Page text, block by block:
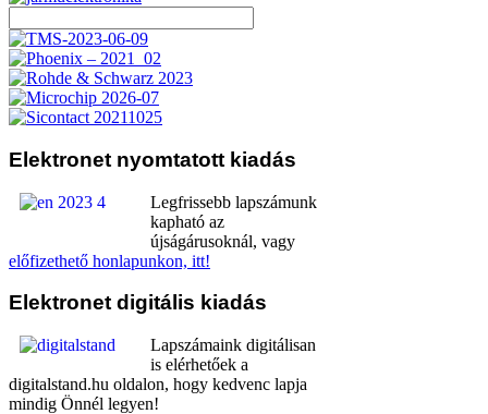
Elektronet nyomtatott kiadás
Legfrissebb lapszámunk
kapható az
újságárusoknál, vagy
előfizethető honlapunkon, itt!
Elektronet digitális kiadás
Lapszámaink digitálisan
is elérhetőek a
digitalstand.hu oldalon, hogy kedvenc lapja
mindig Önnél legyen!